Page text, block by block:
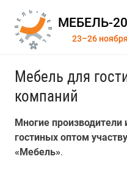
МЕБЕЛЬ-
23–26 ноября
Мебель для
компаний
Многие
гостиных оптом
«Мебель».